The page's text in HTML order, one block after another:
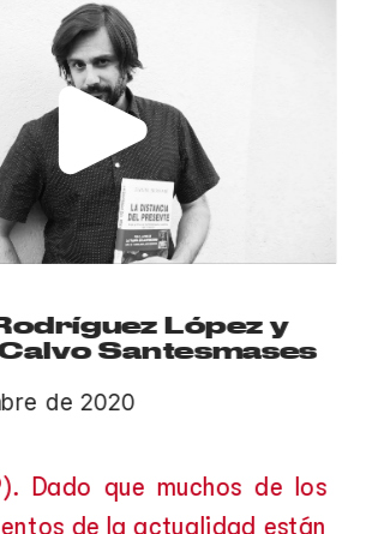
López y
Santesmases
de 2020
Dado que muchos de los
de la actualidad están